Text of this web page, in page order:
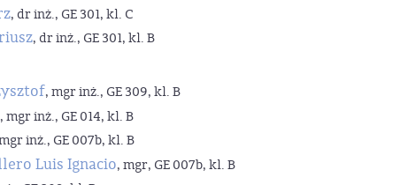
, dr inż., GE 301, kl. C
, dr inż., GE 301, kl. B
, mgr inż., GE 309, kl. B
, mgr inż., GE 014, kl. B
inż., GE 007b, kl. B
Luis Ignacio, mgr, GE 007b, kl. B